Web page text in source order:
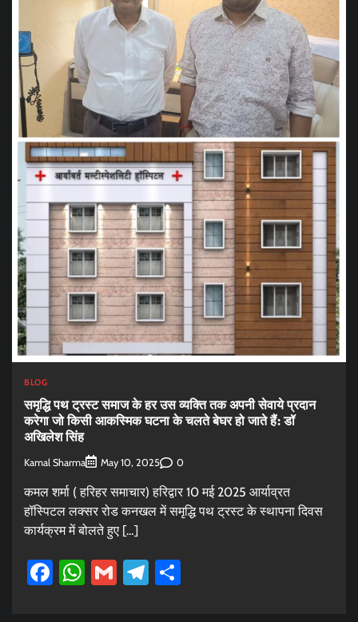
BLOG
समृद्धि पथ ट्रस्ट समाज के हर उस व्यक्ति तक अपनी सेवाये प्रदान
करेगा जो किसी आकस्मिक घटना के चलते बेघर हो जाते हैं: डॉ
अखिलेश सिंह
Kamal Sharma May 10, 2025 0
कमल शर्मा ( हरिहर समाचार) हरिद्वार 10 मई 2025 आर्याव्रत
हॉस्पिटल लक्सर रोड कनखल में समृद्धि पथ ट्रस्ट के स्थापना दिवस
कार्यक्रम में बोलते हुए […]
Facebook
WhatsApp
GmailTelegram